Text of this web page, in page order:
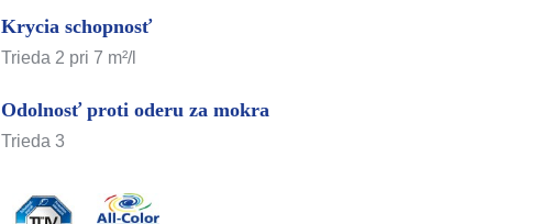
Krycia schopnosť
Trieda 2 pri 7 m²/l
Odolnosť proti oderu za mokra
Trieda 3